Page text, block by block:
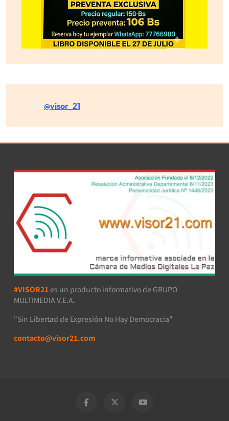
@visor_21
#VISOR21 es un producto informativo de GRUPO
MULTIMEDIA V.E.A.
"Sin Libertad de Expresión No Hay Democracia"
contacto@visor21.com